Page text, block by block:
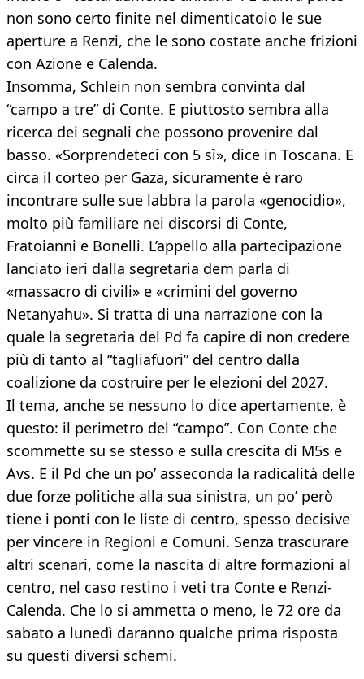
non sono certo finite nel dimenticatoio le sue
aperture a Renzi, che le sono costate anche frizioni
con Azione e Calenda.
Insomma, Schlein non sembra convinta dal
“campo a tre” di Conte. E piuttosto sembra alla
ricerca dei segnali che possono provenire dal
basso. «Sorprendeteci con 5 sì», dice in Toscana. E
circa il corteo per Gaza, sicuramente è raro
incontrare sulle sue labbra la parola «genocidio»,
molto più familiare nei discorsi di Conte,
Fratoianni e Bonelli. L’appello alla partecipazione
lanciato ieri dalla segretaria dem parla di
«massacro di civili» e «crimini del governo
Netanyahu». Si tratta di una narrazione con la
quale la segretaria del Pd fa capire di non credere
più di tanto al “tagliafuori” del centro dalla
coalizione da costruire per le elezioni del 2027.
Il tema, anche se nessuno lo dice apertamente, è
questo: il perimetro del “campo”. Con Conte che
scommette su se stesso e sulla crescita di M5s e
Avs. E il Pd che un po’ asseconda la radicalità delle
due forze politiche alla sua sinistra, un po’ però
tiene i ponti con le liste di centro, spesso decisive
per vincere in Regioni e Comuni. Senza trascurare
altri scenari, come la nascita di altre formazioni al
centro, nel caso restino i veti tra Conte e Renzi-
Calenda. Che lo si ammetta o meno, le 72 ore da
sabato a lunedì daranno qualche prima risposta
su questi diversi schemi.